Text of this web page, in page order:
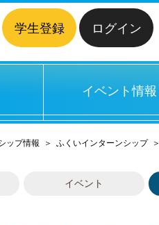
学生登録 ログイン
イベント情報
ップ情報 ＞ ふくいインターンシップ ＞
イベント